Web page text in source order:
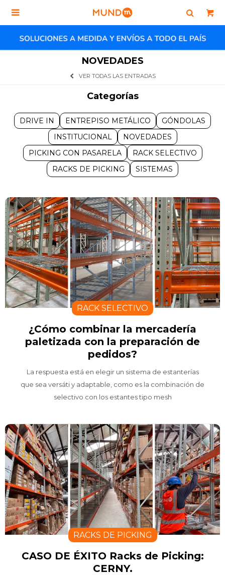

NOVEDADES
VER TODAS LAS ENTRADAS
RACK SELECTIVO
¿Cómo combinar la mercadería
paletizada con la preparación de
pedidos?
La respuesta está en elegir un sistema de estanterías
que sea versáti y adaptable, como es la combinación de
selectivo con los estantes tipo mesh
RACKS DE PICKING
CASO DE ÉXITO Racks de Picking:
CERNY.
Categorías
DRIVE IN ENTREPISO METÁLICO
GÓNDOLAS
INSTITUCIONAL
NOVEDADES
PICKING CON PASARELA
RACK SELECTIVO
RACKS DE PICKING
SISTEMAS